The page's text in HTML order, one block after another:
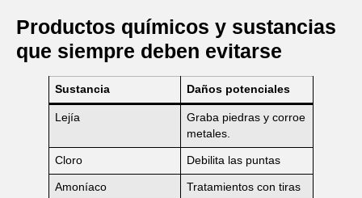
Productos químicos y sustancias
que siempre deben evitarse
Sustancia Daños potenciales
Lejía
Graba piedras y corroe
metales.
Cloro Debilita las puntas
Amoníaco Tratamientos con tiras